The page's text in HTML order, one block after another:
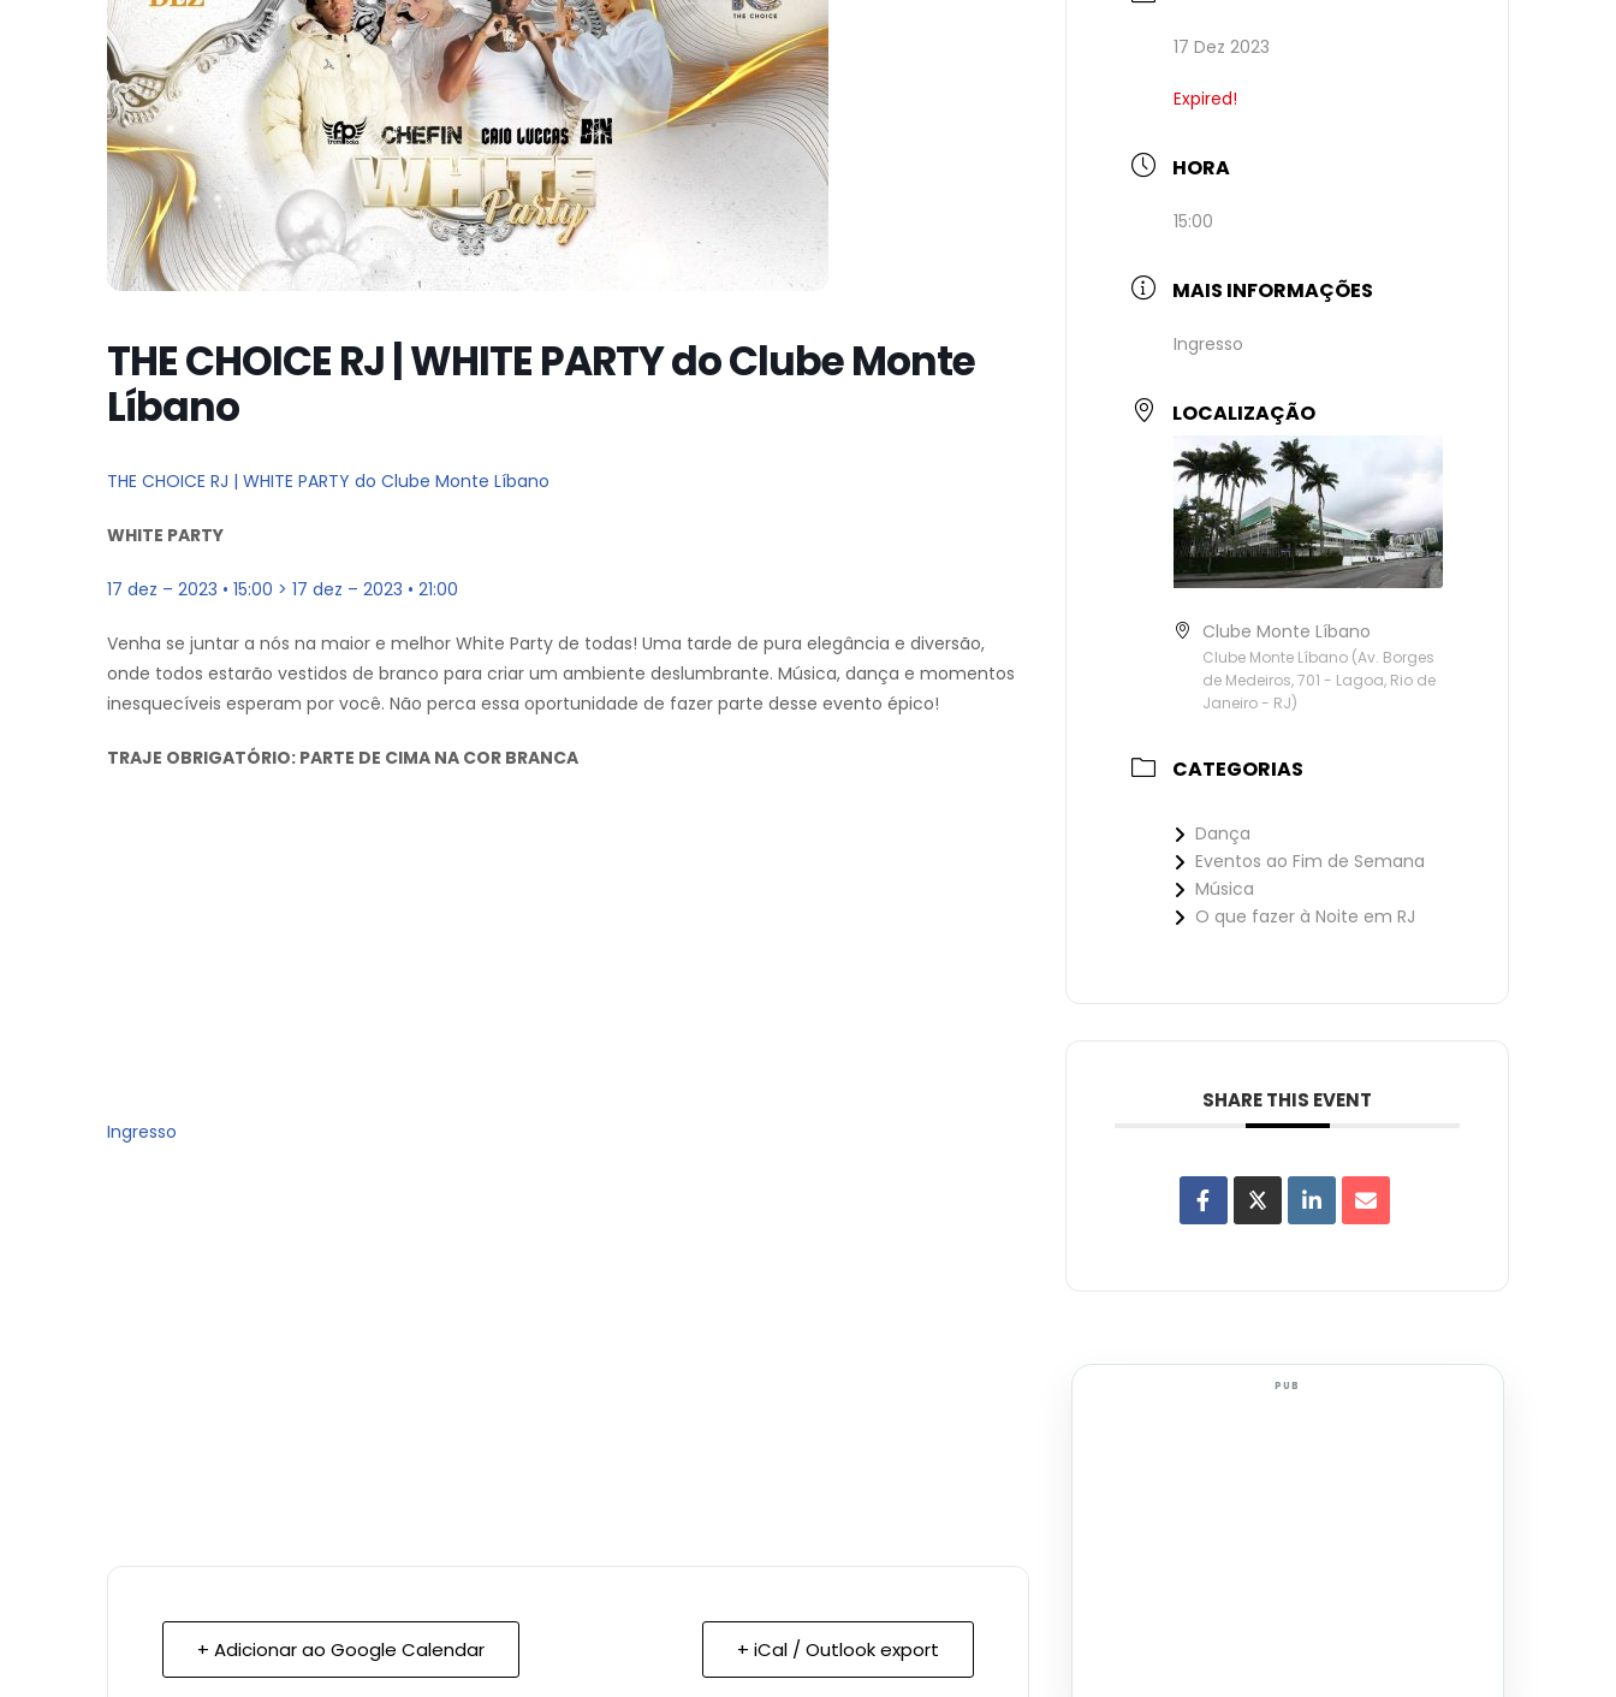
THE CHOICE RJ | WHITE PARTY do Clube Monte
Líbano
THE CHOICE RJ | WHITE PARTY do Clube Monte Líbano
WHITE PARTY
17 dez – 2023 • 15:00 > 17 dez – 2023 • 21:00
Venha se juntar a nós na maior e melhor White Party de todas! Uma tarde de pura elegância e diversão,
onde todos estarão vestidos de branco para criar um ambiente deslumbrante. Música, dança e momentos
inesquecíveis esperam por você. Não perca essa oportunidade de fazer parte desse evento épico!
TRAJE OBRIGATÓRIO: PARTE DE CIMA NA COR BRANCA
Ingresso
+ Adicionar ao Google Calendar + iCal / Outlook export
17 Dez 2023
Expired!
HORA
15:00
MAIS INFORMAÇÕES
Ingresso
LOCALIZAÇÃO
Clube Monte Líbano
Clube Monte Líbano (Av. Borges
de Medeiros, 701 - Lagoa, Rio de
Janeiro - RJ)
CATEGORIAS
Dança
Eventos ao Fim de Semana
Música
O que fazer à Noite em RJ
SHARE THIS EVENT
PUB